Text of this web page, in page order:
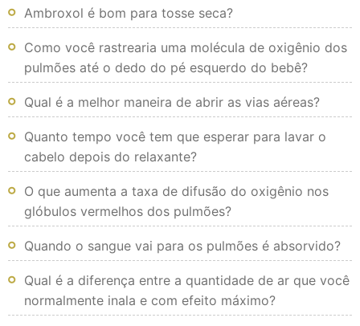
Ambroxol é bom para tosse seca?
Como você rastrearia uma molécula de oxigênio dos
pulmões até o dedo do pé esquerdo do bebê?
Qual é a melhor maneira de abrir as vias aéreas?
Quanto tempo você tem que esperar para lavar o
cabelo depois do relaxante?
O que aumenta a taxa de difusão do oxigênio nos
glóbulos vermelhos dos pulmões?
Quando o sangue vai para os pulmões é absorvido?
Qual é a diferença entre a quantidade de ar que você
normalmente inala e com efeito máximo?